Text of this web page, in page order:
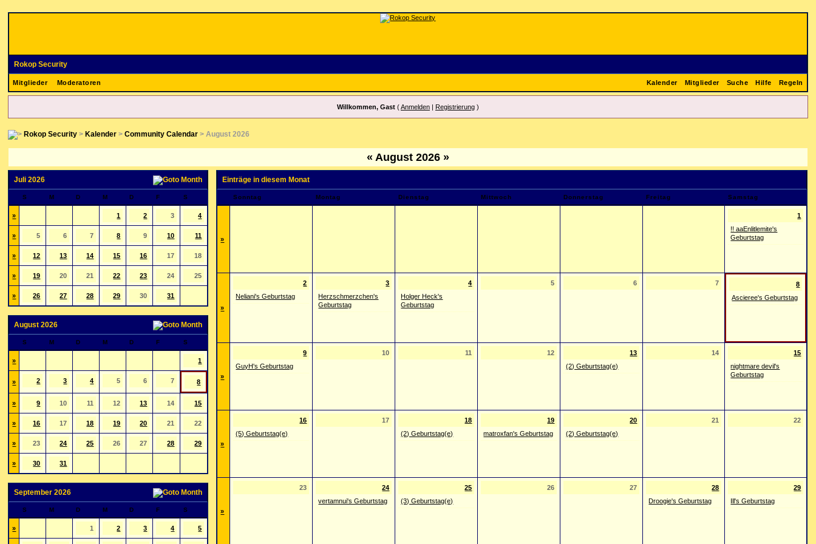
Rokop Security
Mitglieder Moderatoren Regeln
Hilfe
Suche
Mitglieder
Kalender
Willkommen, Gast(Anmelden| Registrierung)
Rokop Security > Kalender >Community Calendar > August 2026
« August 2026 »
Juli 2026
S M D M D F S
» 1 2 3 4
» 5 6 7 8 9 10 11
» 12 13 14 15 16 17 18
» 19 20 21 22 23 24 25
» 26 27 28 29 30 31
August 2026
S M D M D F S
» 1
» 2 3 4 5 6 7 8
» 9 10 11 12 13 14 15
» 16 17 18 19 20 21 22
» 23 24 25 26 27 28 29
» 30 31
September 2026
S M D M D F S
» 1 2 3 4 5
Einträge in diesem Monat
Sonntag Montag Dienstag Mittwoch Donnerstag Freitag Samstag
»
1
!! aaEnlitlemite's
Geburtstag
»
2
Neliani's Geburtstag
3
Herzschmerzchen's
Geburtstag
4
Holger Heck's
Geburtstag
5 6 7
8
Ascieree's Geburtstag
»
9
GuyH's Geburtstag
10 11 12
13
(2) Geburtstag(e)
14
15
nightmare devil's
Geburtstag
»
16
(5) Geburtstag(e)
17
18
(2) Geburtstag(e)
19
matroxfan's Geburtstag
20
(2) Geburtstag(e)
21 22
»
23
24
vertamnui's Geburtstag
25
(3) Geburtstag(e)
26 27
28
Droogie's Geburtstag
29
Ill's Geburtstag